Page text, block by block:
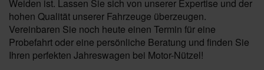
Weiden ist. Lassen Sie sich von unserer Expertise und der
hohen Qualität unserer Fahrzeuge überzeugen.
Vereinbaren Sie noch heute einen Termin für eine
Probefahrt oder eine persönliche Beratung und finden Sie
Ihren perfekten Jahreswagen bei Motor-Nützel!